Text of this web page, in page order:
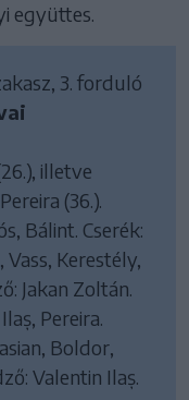
együttes.
3. forduló
illetve
(36.).
Bálint. Cserék:
Vass, Kerestély,
Jakan Zoltán.
Pereira.
Boldor,
Valentin Ilaș.